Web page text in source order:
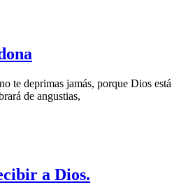
te deprimas jamás, porque Dios está
de angustias,
a Dios.